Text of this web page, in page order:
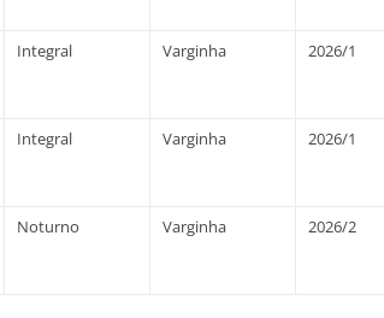
Integral Varginha 2026/1
Integral Varginha 2026/1
Noturno Varginha 2026/2